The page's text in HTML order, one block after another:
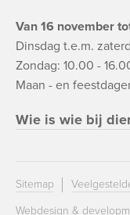
Van 16 november
Dinsdag t.e.m.
Zondag: 10.00 -
Maan - en
Wie is wie bij
Sitemap
Webdesign &